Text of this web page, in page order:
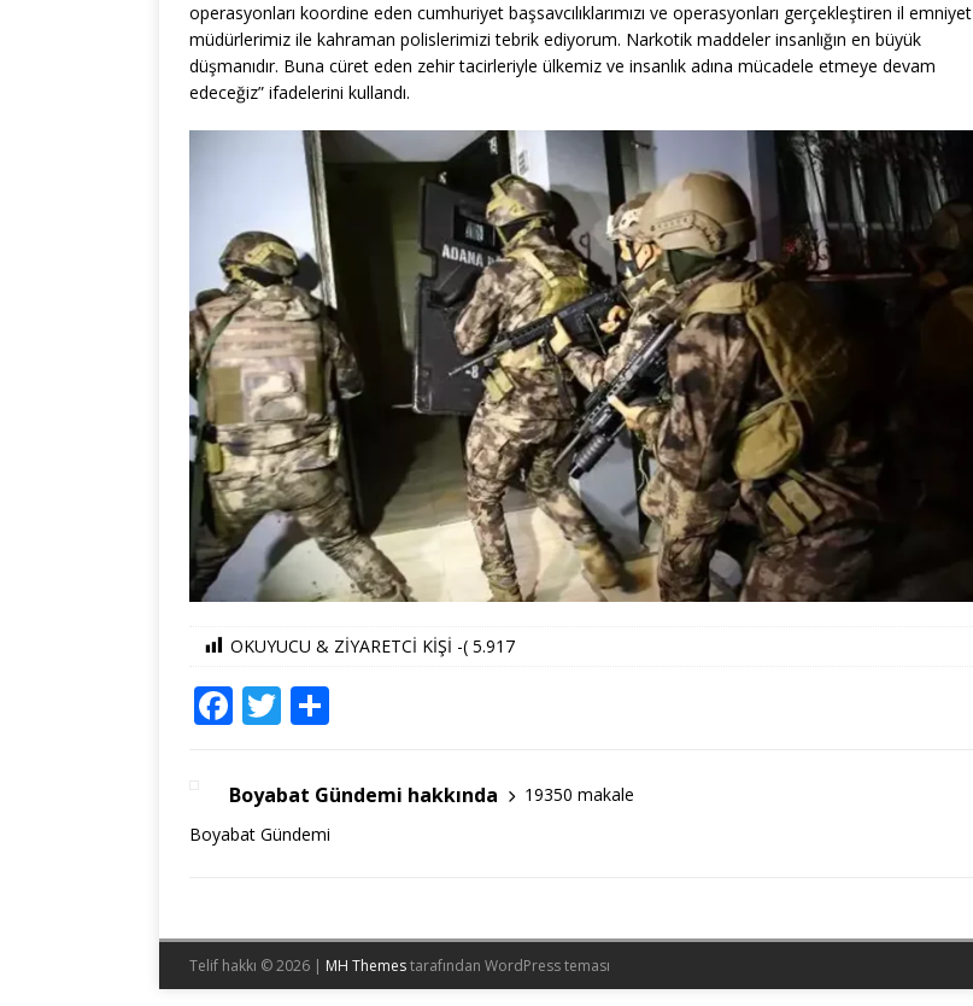
operasyonları koordine eden cumhuriyet başsavcılıklarımızı ve operasyonları gerçekleştiren il emniyet
müdürlerimiz ile kahraman polislerimizi tebrik ediyorum. Narkotik maddeler insanlığın en büyük
düşmanıdır. Buna cüret eden zehir tacirleriyle ülkemiz ve insanlık adına mücadele etmeye devam
edeceğiz” ifadelerini kullandı.
OKUYUCU & ZİYARETCİ KİŞİ -( 5.917
F
c
e
o
k
T
it
te
ar
Boyabat Gündemi hakkında
19350 makale
Boyabat Gündemi
Telif hakkı © 2026 | MH Themestarafından WordPress teması